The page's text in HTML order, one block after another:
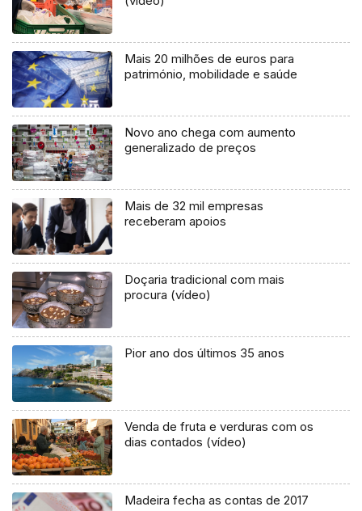
Mais 20 milhões de euros para
património, mobilidade e saúde
Novo ano chega com aumento
generalizado de preços
Mais de 32 mil empresas
receberam apoios
Doçaria tradicional com mais
procura (vídeo)
Pior ano dos últimos 35 anos
Venda de fruta e verduras com os
dias contados (vídeo)
Madeira fecha as contas de 2017